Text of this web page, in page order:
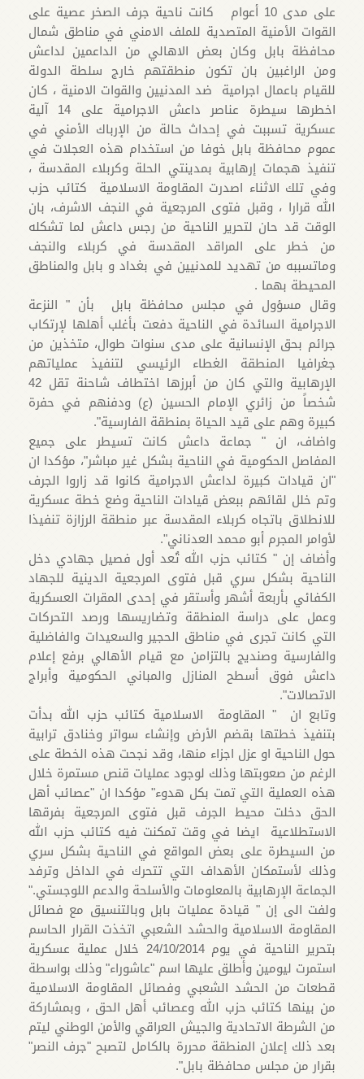
على مدى 10 أعوام كانت ناحية جرف الصخر عصية على
القوات الأمنية المتصدية للملف الامني في مناطق شمال
محافظة بابل وكان بعض الاهالي من الداعمين لداعش
ومن الراغبين بان تكون منطقتهم خارج سلطة الدولة
للقيام باعمال اجرامية ضد المدنيين والقوات الامنية ، كان
اخطرها سيطرة عناصر داعش الاجرامية على 14 آلية
عسكرية تسببت في إحداث حالة من الإرباك الأمني في
عموم محافظة بابل خوفا من استخدام هذه العجلات في
تنفيذ هجمات إرهابية بمدينتي الحلة وكربلاء المقدسة ،
وفي تلك الاثناء اصدرت المقاومة الاسلامية كتائب حزب
الله قرارا ، وقبل فتوى المرجعية في النجف الاشرف، بان
الوقت قد حان لتحرير الناحية من رجس داعش لما تشكله
من خطر على المراقد المقدسة في كربلاء والنجف
وماتسببه من تهديد للمدنيين في بغداد و بابل والمناطق
المحيطة بهما .
وقال مسؤول في مجلس محافظة بابل بأن " النزعة
الاجرامية السائدة في الناحية دفعت بأغلب أهلها لإرتكاب
جرائم بحق الإنسانية على مدى سنوات طوال، متخذين من
جغرافيا المنطقة الغطاء الرئيسي لتنفيذ عملياتهم
الإرهابية والتي كان من أبرزها اختطاف شاحنة تقل 42
شخصاً من زائري الإمام الحسين (ع) ودفنهم في حفرة
كبيرة وهم على قيد الحياة بمنطقة الفارسية".
واضاف، ان " جماعة داعش كانت تسيطر على جميع
المفاصل الحكومية في الناحية بشكل غير مباشر"، مؤكدا ان
"ان قيادات كبيرة لداعش الاجرامية كانوا قد زاروا الجرف
وتم خلل لقائهم ببعض قيادات الناحية وضع خطة عسكرية
للانطلاق باتجاه كربلاء المقدسة عبر منطقة الرزازة تنفيذا
لأوامر المجرم أبو محمد العدناني".
وأضاف إن " كتائب حزب الله تُعد أول فصيل جهادي دخل
الناحية بشكل سري قبل فتوى المرجعية الدينية للجهاد
الكفائي بأربعة أشهر وأستقر في إحدى المقرات العسكرية
وعمل على دراسة المنطقة وتضاريسها ورصد التحركات
التي كانت تجرى في مناطق الحجير والسعيدات والفاضلية
والفارسية وصنديج بالتزامن مع قيام الأهالي برفع إعلام
داعش فوق أسطح المنازل والمباني الحكومية وأبراج
الاتصالات".
وتابع ان " المقاومة الاسلامية كتائب حزب الله بدأت
بتنفيذ خطتها بقضم الأرض وإنشاء سواتر وخنادق ترابية
حول الناحية او عزل اجزاء منها، وقد نجحت هذه الخطة على
الرغم من صعوبتها وذلك لوجود عمليات قنص مستمرة خلال
هذه العملية التي تمت بكل هدوء" مؤكدا ان "عصائب أهل
الحق دخلت محيط الجرف قبل فتوى المرجعية بفرقها
الاستطلاعية ايضا في وقت تمكنت فيه كتائب حزب الله
من السيطرة على بعض المواقع في الناحية بشكل سري
وذلك لأستمكان الأهداف التي تتحرك في الداخل وترفد
الجماعة الإرهابية بالمعلومات والأسلحة والدعم اللوجستي."
ولفت الى إن " قيادة عمليات بابل وبالتنسيق مع فصائل
المقاومة الاسلامية والحشد الشعبي اتخذت القرار الحاسم
بتحرير الناحية في يوم 24/10/2014 خلال عملية عسكرية
استمرت ليومين وأطلق عليها اسم "عاشوراء" وذلك بواسطة
قطعات من الحشد الشعبي وفصائل المقاومة الاسلامية
من بينها كتائب حزب الله وعصائب أهل الحق ، وبمشاركة
من الشرطة الاتحادية والجيش العراقي والأمن الوطني ليتم
بعد ذلك إعلان المنطقة محررة بالكامل لتصبح "جرف النصر"
بقرار من مجلس محافظة بابل".